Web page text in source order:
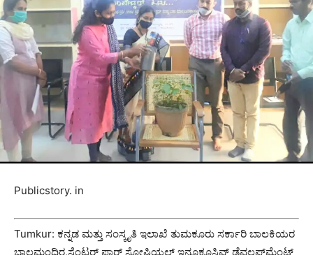
Publicstory. in
Tumkur: ಕನ್ನಡ ಮತ್ತು ಸಂಸ್ಕೃತಿ ಇಲಾಖೆ ತುಮಕೂರು ಸರ್ಕಾರಿ ಬಾಲಕಿಯರ
ಬಾಲಮಂದಿರ,ಸೆಂಟರ್ ಫಾರ್ ಸೋಷಿಯಲ್ ಇನ್ನೂಕ್ಲೂಸಿವ್ ಡೆವಲಪ್‌ಮೆಂಟ್